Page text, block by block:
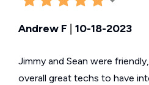
Andrew F 10-18-2023
Jimmy and Sean were
overall great techs to have